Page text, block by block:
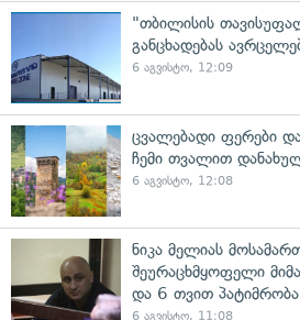
"თბილისის
განცხადებას
6 აგვისტო, 12:09
ცვალებადი ფერები
ჩემი თვალით
6 აგვისტო, 12:08
ნიკა მელიას
შეურაცხმყოფელი
და 6 თვით პატიმრობა
6 აგვისტო, 11:08